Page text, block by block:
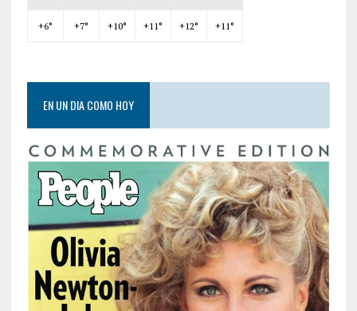
+6° +7° +10° +11° +12° +11°
EN UN DIA COMO HOY